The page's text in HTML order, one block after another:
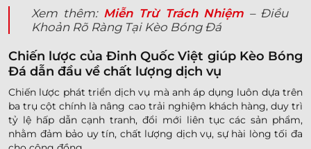
Xem thêm: Miễn Trừ Trách Nhiệm – Điều
Khoản Rõ Ràng Tại Kèo Bóng Đá
Chiến lược của Đinh Quốc Việt giúp Kèo Bóng
Đá dẫn đầu về chất lượng dịch vụ
Chiến lược phát triển dịch vụ mà anh áp dụng luôn dựa trên
ba trụ cột chính là nâng cao trải nghiệm khách hàng, duy trì
tỷ lệ hấp dẫn cạnh tranh, đổi mới liên tục các sản phẩm,
nhằm đảm bảo uy tín, chất lượng dịch vụ, sự hài lòng tối đa